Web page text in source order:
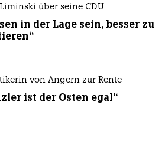
über seine CDU
in der Lage sein, besser zu
von Angern zur Rente
ist der Osten egal“